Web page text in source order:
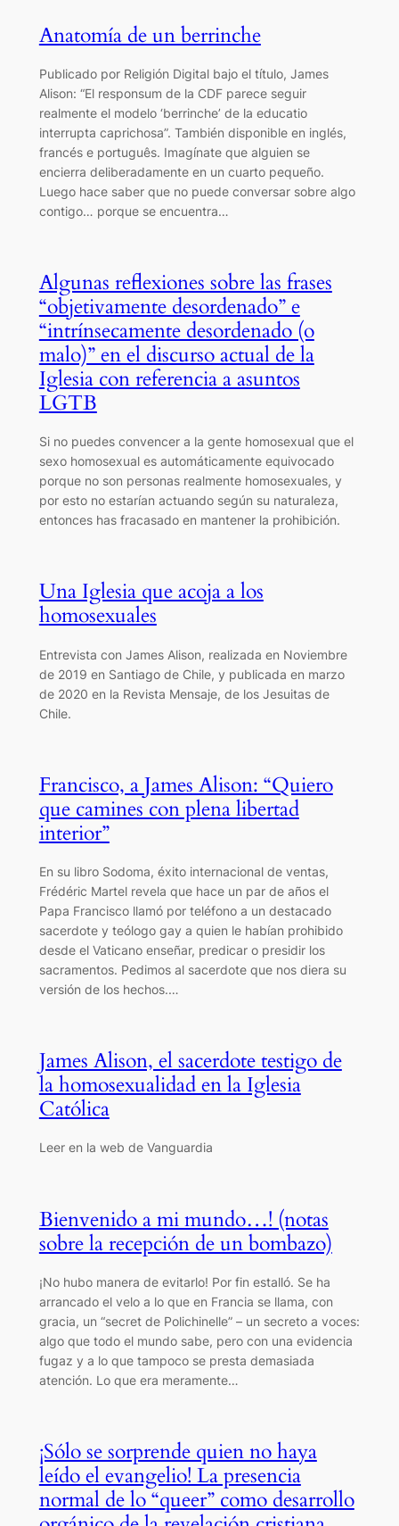
Anatomía de un berrinche
Publicado por Religión Digital bajo el título, James
Alison: “El responsum de la CDF parece seguir
realmente el modelo ‘berrinche’ de la educatio
interrupta caprichosa”. También disponible en inglés,
francés e português. Imagínate que alguien se
encierra deliberadamente en un cuarto pequeño.
Luego hace saber que no puede conversar sobre algo
contigo… porque se encuentra…
Algunas reflexiones sobre las frases
“objetivamente desordenado” e
“intrínsecamente desordenado (o
malo)” en el discurso actual de la
Iglesia con referencia a asuntos
LGTB
Si no puedes convencer a la gente homosexual que el
sexo homosexual es automáticamente equivocado
porque no son personas realmente homosexuales, y
por esto no estarían actuando según su naturaleza,
entonces has fracasado en mantener la prohibición.
Una Iglesia que acoja a los
homosexuales
Entrevista con James Alison, realizada en Noviembre
de 2019 en Santiago de Chile, y publicada en marzo
de 2020 en la Revista Mensaje, de los Jesuitas de
Chile.
Francisco, a James Alison: “Quiero
que camines con plena libertad
interior”
En su libro Sodoma, éxito internacional de ventas,
Frédéric Martel revela que hace un par de años el
Papa Francisco llamó por teléfono a un destacado
sacerdote y teólogo gay a quien le habían prohibido
desde el Vaticano enseñar, predicar o presidir los
sacramentos. Pedimos al sacerdote que nos diera su
versión de los hechos.…
James Alison, el sacerdote testigo de
la homosexualidad en la Iglesia
Católica
Leer en la web de Vanguardia
Bienvenido a mi mundo…! (notas
sobre la recepción de un bombazo)
¡No hubo manera de evitarlo! Por fin estalló. Se ha
arrancado el velo a lo que en Francia se llama, con
gracia, un “secret de Polichinelle” – un secreto a voces:
algo que todo el mundo sabe, pero con una evidencia
fugaz y a lo que tampoco se presta demasiada
atención. Lo que era meramente…
¡Sólo se sorprende quien no haya
leído el evangelio! La presencia
normal de lo “queer” como desarrollo